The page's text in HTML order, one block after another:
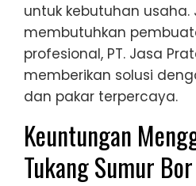
untuk kebutuhan usaha.
membutuhkan
profesional, PT. Jasa
memberikan solusi
dan pakar terpercaya.
Keuntungan
Tukang Sumur